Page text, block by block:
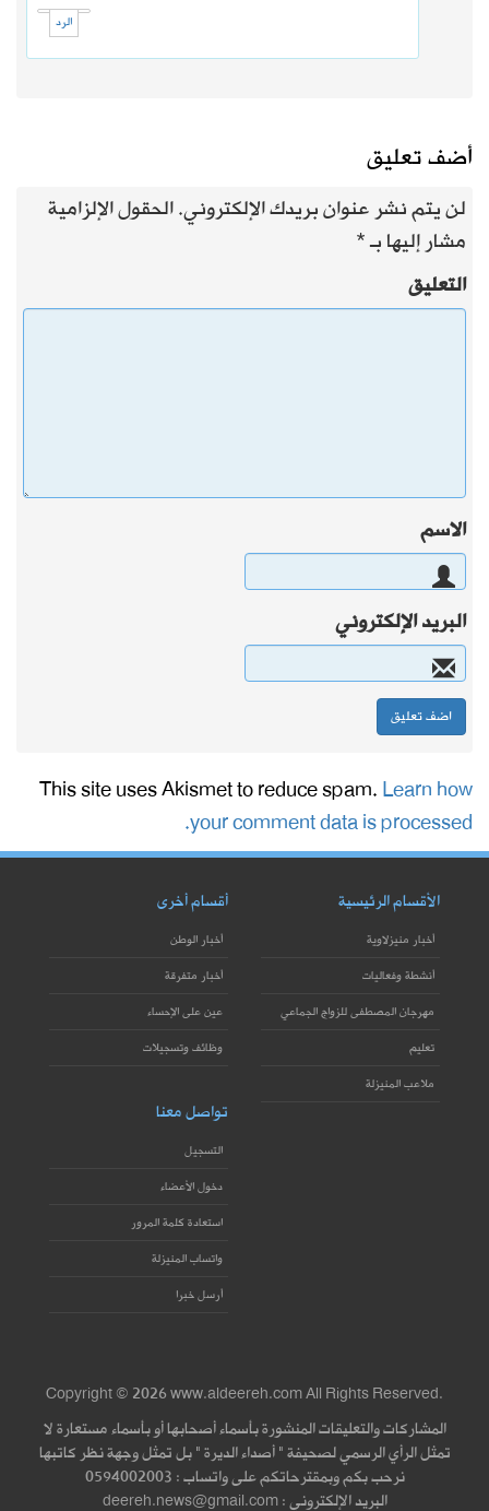
الرد
أضف تعليق
لن يتم نشر عنوان بريدك الإلكتروني.الحقول الإلزامية
مشار إليها بـ*
التعليق
الاسم
البريد الإلكتروني
This site uses Akismet to reduce spam.Learn how
your comment data is processed.
الأقسام الرئيسية
أخبار منيزلاوية
أنشطة وفعاليات
مهرجان المصطفى للزواج الجماعي
تعليم
ملاعب المنيزلة
أقسام أخرى
أخبار الوطن
أخبار متفرقة
عين على الإحساء
وظائف وتسجيلات
تواصل معنا
التسجيل
دخول الأعضاء
استعادة كلمة المرور
واتساب المنيزلة
أرسل خبرا
Copyright © 2026 www.aldeereh.com All Rights Reserved.
المشاركات والتعليقات المنشورة بأسماء أصحابها أو بأسماء مستعارة لا
تمثل الرأي الرسمي لصحيفة " أصداء الديرة " بل تمثل وجهة نظر كاتبها
نرحب بكم وبمقترحاتكم على واتساب : 0594002003
البريد الإلكتروني : deereh.news@gmail.com